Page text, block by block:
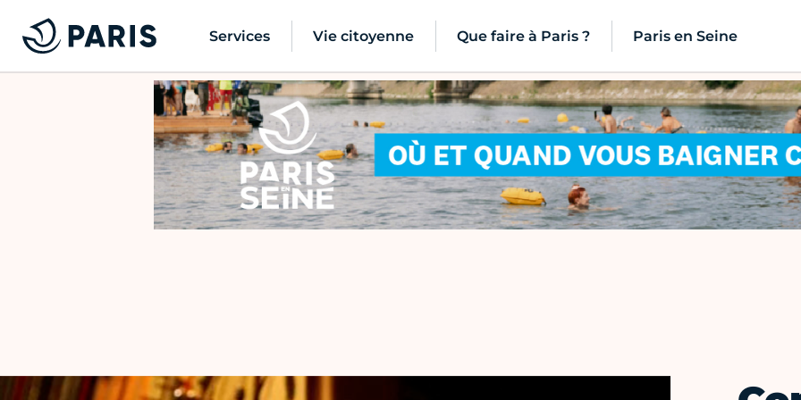
Services Vie citoyenne Que faire à Paris ? Paris en Seine